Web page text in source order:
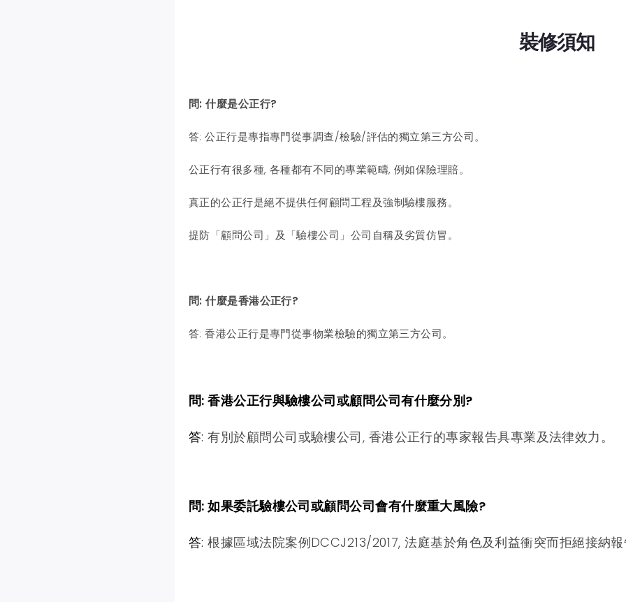
裝修須知
問: 什麼是公正行?
答: 公正行是專指專門從事調查/檢驗/評估的獨立第三方公司。
公正行有很多種, 各種都有不同的專業範疇, 例如保險理賠。
真正的公正行是絕不提供任何顧問工程及強制驗樓服務。
提防「顧問公司」及「驗樓公司」公司自稱及劣質仿冒。
問: 什麼是香港公正行?
答: 香港公正行是專門從事物業檢驗的獨立第三方公司。
問: 香港公正行與驗樓公司或顧問公司有什麼分別?
答:有別於顧問公司或驗樓公司, 香港公正行的專家報告具專業及法律效力。
問: 如果委託驗樓公司或顧問公司會有什麼重大風險?
答:根據區域法院案例DCCJ213/2017, 法庭基於角色及利益衝突而拒絕接納報